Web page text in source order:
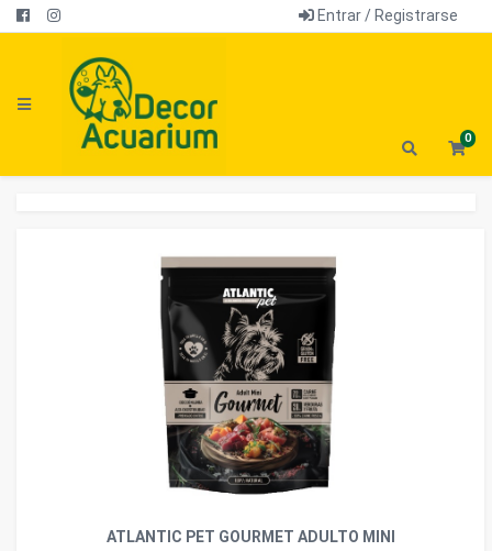
Entrar / Registrarse
0
ATLANTIC PET GOURMET ADULTO MINI